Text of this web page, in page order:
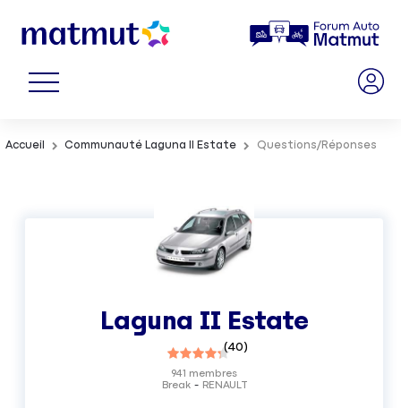
Accueil Communauté Laguna II Estate Questions/Réponses
Laguna II Estate
(40)
Break RENAULT
941 membres